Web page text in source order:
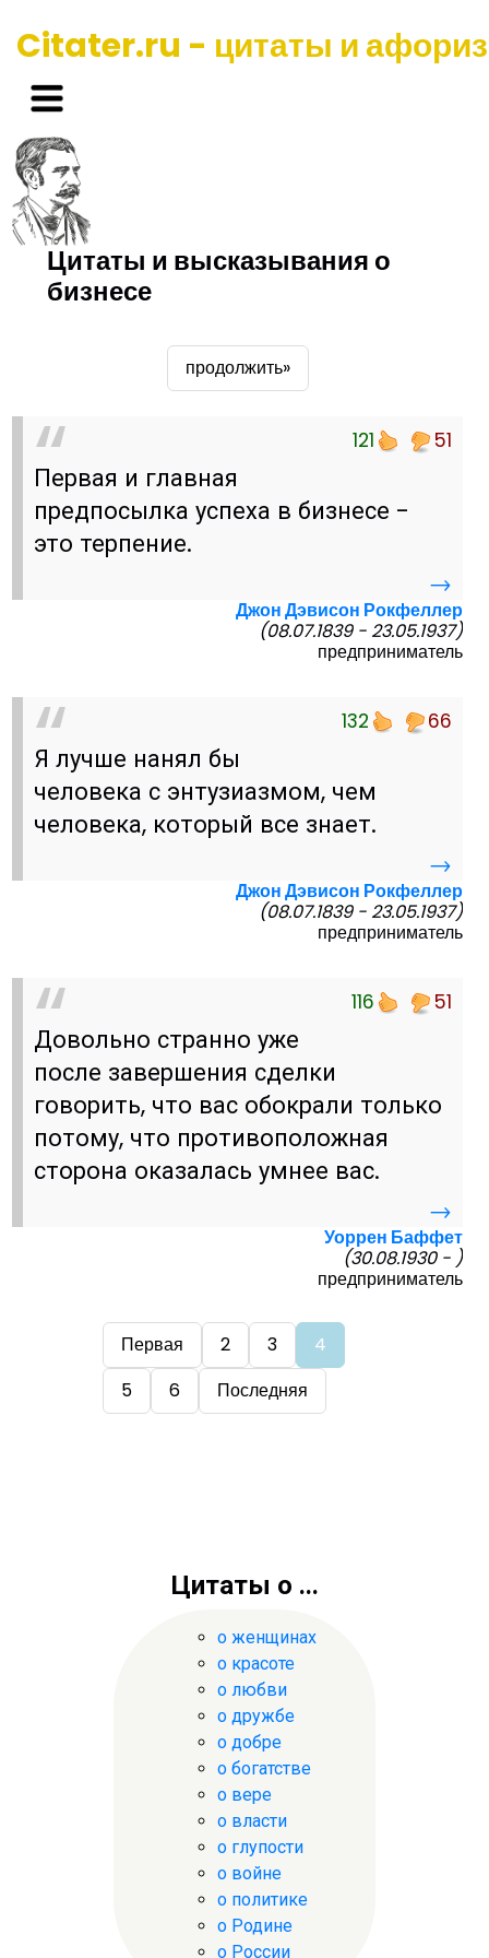
Citater.ru - цитаты и
Цитаты и высказывания о
бизнесе
продолжить»
121 51
Первая и главная
предпосылка успеха в бизнесе -
это терпение.
→
Джон Дэвисон Рокфеллер
(08.07.1839 - 23.05.1937)
предприниматель
132 66
Я лучше нанял бы
человека с энтузиазмом, чем
человека, который все знает.
→
Джон Дэвисон Рокфеллер
(08.07.1839 - 23.05.1937)
предприниматель
116 51
Довольно странно уже
после завершения сделки
говорить, что вас обокрали только
потому, что противоположная
сторона оказалась умнее вас.
→
Уоррен Баффет
(30.08.1930 - )
предприниматель
Первая 2 3
4
5
6 Последняя
Цитаты о ...
о женщинах
о красоте
о любви
о дружбе
о добре
о богатстве
о вере
о власти
о глупости
о войне
о политике
о Родине
о России